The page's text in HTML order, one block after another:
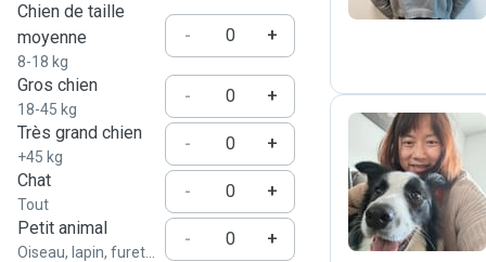
Chien de taille
moyenne
8-18 kg
- +
Gros chien
18-45 kg
-
+
Très grand chien
+45 kg
-
+
Chat
Tout
-
+
Petit animal
Oiseau, lapin, furet...
-
+
E